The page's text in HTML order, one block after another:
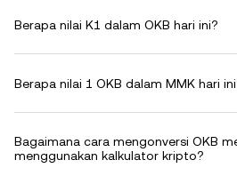
Berapa nilai K1 dalam OKB hari ini?
Berapa nilai 1 OKB dalam MMK hari
Bagaimana cara mengonversi OKB
menggunakan kalkulator kripto?